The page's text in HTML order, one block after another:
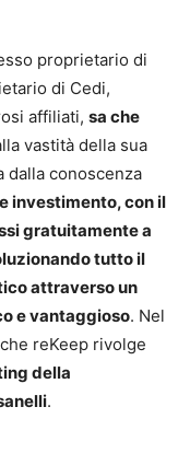
proprietario di
di Cedi,
affiliati, sa che
vastità della sua
dalla conoscenza
investimento, con il
gratuitamente a
tutto il
attraverso un
e vantaggioso. Nel
reKeep rivolge
della
.